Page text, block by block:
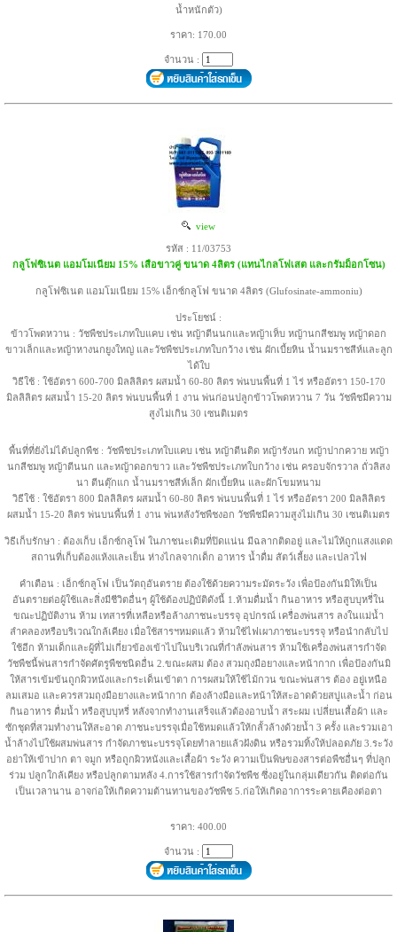
น้ำหนักตัว)
ราคา: 170.00
จำนวน :
view
รหัส : 11/03753
กลูโฟซิเนต แอมโมเนียม 15% เสือขาวคู่ ขนาด 4ลิตร (แทนไกลโฟเสต และกรัมม็อกโซน)
กลูโฟซิเนต แอมโมเนียม 15% เอ็กซ์กลูโฟ ขนาด 4ลิตร (Glufosinate-ammoniu)
ประโยชน์ :
ข้าวโพดหวาน : วัชพืชประเภทใบแคบ เช่น หญ้าตีนนกและหญ้าเห็บ หญ้านกสีชมพู หญ้าดอก
ขาวเล็กและหญ้าหางนกยูงใหญ่ และวัชพืชประเภทใบกว้าง เช่น ผักเบี้ยหิน น้ำนมราชสีห์และลูก
ได้ใบ
วิธีใช้ : ใช้อัตรา 600-700 มิลลิลิตร ผสมน้ำ 60-80 ลิตร พ่นบนพื้นที่ 1 ไร่ หรืออัตรา 150-170
มิลลิลิตร ผสมน้ำ 15-20 ลิตร พ่นบนพื้นที่ 1 งาน พ่นก่อนปลูกข้าวโพดหวาน 7 วัน วัชพืชมีความ
สูงไม่เกิน 30 เซนติเมตร
พื้นที่ที่ยังไม่ได้ปลูกพืช : วัชพืชประเภทใบแคบ เช่น หญ้าตีนติด หญ้ารังนก หญ้าปากควาย หญ้า
นกสีชมพู หญ้าตีนนก และหญ้าดอกขาว และวัชพืชประเภทใบกว้าง เช่น ครอบจักรวาล ถั่วลิสง
นา ตีนตุ๊กแก น้ำนมราชสีห์เล็ก ผักเบี้ยหิน และผักโขมหนาม
วิธีใช้ : ใช้อัตรา 800 มิลลิลิตร ผสมน้ำ 60-80 ลิตร พ่นบนพื้นที่ 1 ไร่ หรืออัตรา 200 มิลลิลิตร
ผสมน้ำ 15-20 ลิตร พ่นบนพื้นที่ 1 งาน พ่นหลังวัชพืชงอก วัชพืชมีความสูงไม่เกิน 30 เซนติเมตร
วิธีเก็บรักษา : ต้องเก็บ เอ็กซ์กลูโฟ ในภาชนะเดิมที่ปิดแน่น มีฉลากติดอยู่ และไม่ให้ถูกแสงแดด
สถานที่เก็บต้องแห้งและเย็น ห่างไกลจากเด็ก อาหาร น้ำดื่ม สัตว์เลี้ยง และเปลวไฟ
คำเตือน : เอ็กซ์กลูโฟ เป็นวัตถุอันตราย ต้องใช้ด้วยความระมัดระวัง เพื่อป้องกันมิให้เป็น
อันตรายต่อผู้ใช้และสิ่งมีชีวิตอื่นๆ ผู้ใช้ต้องปฏิบัติดังนี้ 1.ห้ามดื่มน้ำ กินอาหาร หรือสูบบุหรี่ใน
ขณะปฏิบัติงาน ห้าม เทสารที่เหลือหรือล้างภาชนะบรรจุ อุปกรณ์ เครื่องพ่นสาร ลงในแม่น้ำ
ลำคลองหรือบริเวณใกล้เคียง เมื่อใช้สารฯหมดแล้ว ห้ามใช้ไฟเผาภาชนะบรรจุ หรือนำกลับไป
ใช้อีก ห้ามเด็กและผู้ที่ไม่เกี่ยวข้องเข้าไปในบริเวณที่กำลังพ่นสาร ห้ามใช้เครื่องพ่นสารกำจัด
วัชพืชนี้พ่นสารกำจัดศัตรูพืชชนิดอื่น 2.ขณะผสม ต้อง สวมถุงมือยางและหน้ากาก เพื่อป้องกันมิ
ให้สารเข้มข้นถูกผิวหนังและกระเด็นเข้าตา การผสมให้ใช้ไม้กวน ขณะพ่นสาร ต้อง อยู่เหนือ
ลมเสมอ และควรสวมถุงมือยางและหน้ากาก ต้องล้างมือและหน้าให้สะอาดด้วยสบู่และน้ำ ก่อน
กินอาหาร ดื่มน้ำ หรือสูบบุหรี่ หลังจากทำงานเสร็จแล้วต้องอาบน้ำ สระผม เปลี่ยนเสื้อผ้า และ
ซักชุดที่สวมทำงานให้สะอาด ภาชนะบรรจุเมื่อใช้หมดแล้วให้กลั้วล้างด้วยน้ำ 3 ครั้ง และรวมเอา
น้ำล้างไปใช้ผสมพ่นสาร กำจัดภาชนะบรรจุโดยทำลายแล้วฝังดิน หรือรวมทิ้งให้ปลอดภัย 3.ระวัง
อย่าให้เข้าปาก ตา จมูก หรือถูกผิวหนังและเสื้อผ้า ระวัง ความเป็นพิษของสารต่อพืชอื่นๆ ที่ปลูก
ร่วม ปลูกใกล้เคียง หรือปลูกตามหลัง 4.การใช้สารกำจัดวัชพืช ซึ่งอยู่ในกลุ่มเดียวกัน ติดต่อกัน
เป็นเวลานาน อาจก่อให้เกิดความต้านทานของวัชพืช 5.ก่อให้เกิดอาการระคายเคืองต่อตา
ราคา: 400.00
จำนวน :